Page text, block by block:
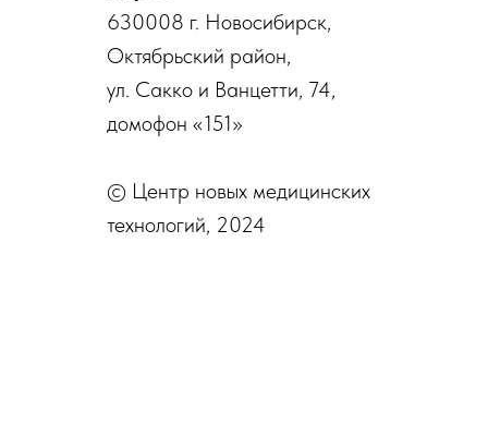
630008 г. Новосибирск, ​
Октябрьский район,
ул. Сакко и Ванцетти, 74,
домофон «151»
© Центр новых медицинских
технологий, 2024